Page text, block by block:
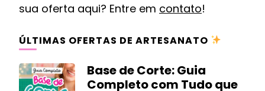
sua oferta aqui? Entre em contato!
ÚLTIMAS OFERTAS DE ARTESANATO
Base de Corte: Guia
Completo com Tudo que